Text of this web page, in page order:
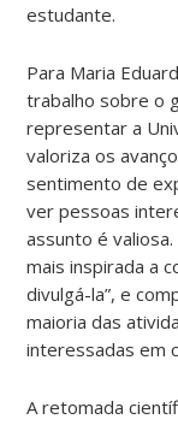
estudante.
Para Maria
trabalho sobre o
representar a
valoriza os
sentimento de
ver pessoas
assunto é
mais inspirada a
divulgá-la”, e
maioria das
interessadas em
A retomada